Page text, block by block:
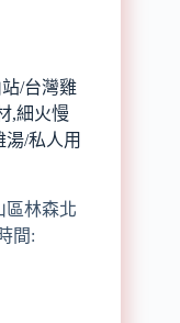
/台灣雞
,細火慢
/私人用
區林森北
間: